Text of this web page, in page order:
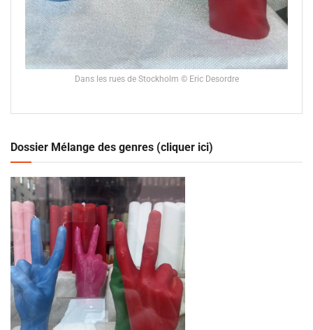
Dans les rues de Stockholm © Eric Desordre
Dossier Mélange des genres (cliquer ici)